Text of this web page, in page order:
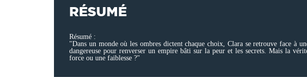
RÉSUMÉ
Résumé :
"Dans un monde où les ombres dictent chaque choix, Clara se retrouve face à
dangereuse pour renverser un empire bâti sur la peur et les secrets. Mais la
force ou une faiblesse ?"